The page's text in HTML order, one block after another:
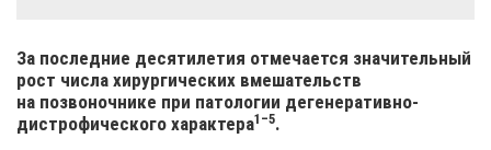
За последние десятилетия отмечается значительный
рост числа хирургических вмешательств
на позвоночнике при патологии дегенеративно-
дистрофического характера1–5.